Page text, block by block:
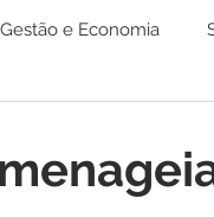
Gestão e Economia